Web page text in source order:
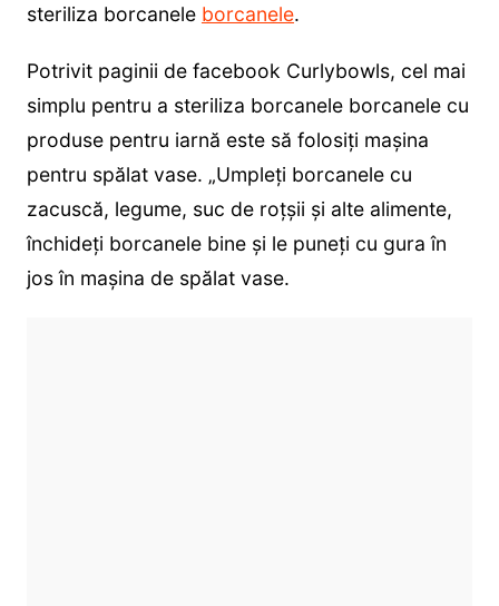
steriliza borcanele borcanele.
Potrivit paginii de facebook Curlybowls, cel mai
simplu pentru a steriliza borcanele borcanele cu
produse pentru iarnă este să folosiți mașina
pentru spălat vase. „Umpleți borcanele cu
zacuscă, legume, suc de roțșii și alte alimente,
închideți borcanele bine și le puneți cu gura în
jos în mașina de spălat vase.